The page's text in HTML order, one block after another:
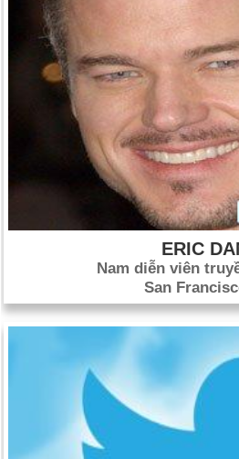
ERIC
Nam diễn viên
San